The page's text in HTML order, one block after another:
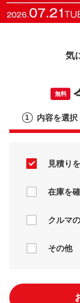
気
無料
1 内容を選択
見積り
在庫を
クルマ
その他